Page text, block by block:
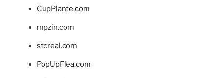
CupPlante.com
mpzin.com
stcreal.com
PopUpFlea.com